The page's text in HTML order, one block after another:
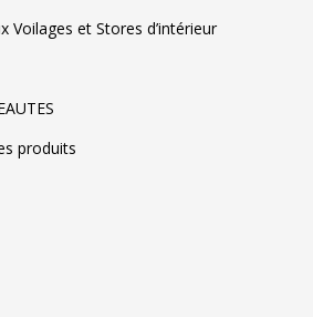
Voilages et Stores d’intérieur
produits